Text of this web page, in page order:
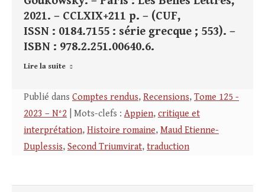
2021. – CCLXIX+211 p. – (CUF,
ISSN : 0184.7155 : série grecque ; 553). –
ISBN : 978.2.251.00640.6.
Lire la suite
Publié dans Comptes rendus, Recensions, Tome 125 -
2023 – N°2 | Mots-clefs : Appien, critique et
interprétation, Histoire romaine, Maud Etienne-
Duplessis, Second Triumvirat, traduction